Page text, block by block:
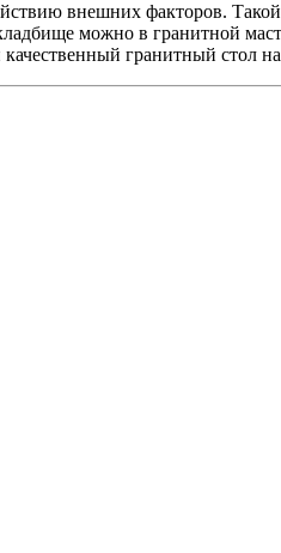
внешних факторов.
можно в гранитной
гранитный стол